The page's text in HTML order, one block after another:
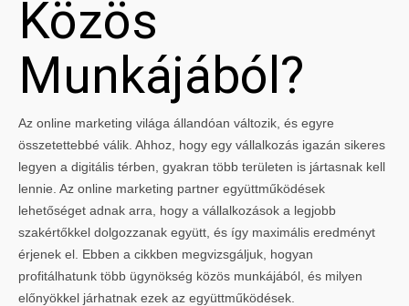
Közös
Munkájából?
Az online marketing világa állandóan változik, és egyre
összetettebbé válik. Ahhoz, hogy egy vállalkozás igazán sikeres
legyen a digitális térben, gyakran több területen is jártasnak kell
lennie. Az online marketing partner együttműködések
lehetőséget adnak arra, hogy a vállalkozások a legjobb
szakértőkkel dolgozzanak együtt, és így maximális eredményt
érjenek el. Ebben a cikkben megvizsgáljuk, hogyan
profitálhatunk több ügynökség közös munkájából, és milyen
előnyökkel járhatnak ezek az együttműködések.